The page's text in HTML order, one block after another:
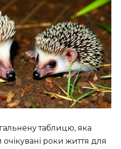
таблицю, яка
роки життя для